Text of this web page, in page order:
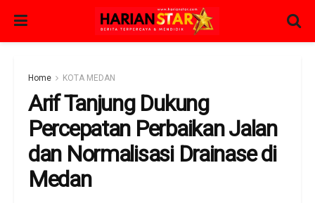
Home KOTA MEDAN
Arif Tanjung Dukung
Percepatan Perbaikan Jalan
dan Normalisasi Drainase di
Medan